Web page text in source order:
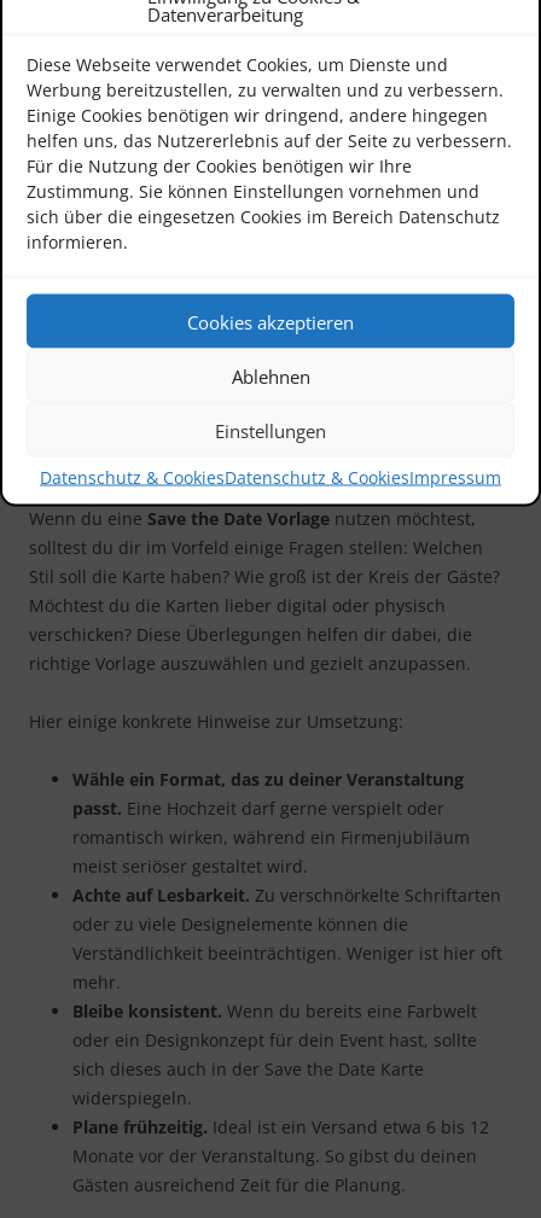
Datenverarbeitung
Diese Webseite verwendet Cookies, um Dienste und
Werbung bereitzustellen, zu verwalten und zu verbessern.
Einige Cookies benötigen wir dringend, andere hingegen
helfen uns, das Nutzererlebnis auf der Seite zu verbessern.
Für die Nutzung der Cookies benötigen wir Ihre
Zustimmung. Sie können Einstellungen vornehmen und
sich über die eingesetzen Cookies im Bereich Datenschutz
informieren.
Cookies akzeptieren
Ablehnen
Einstellungen
Datenschutz & CookiesDatenschutz & CookiesImpressum
Canva, Adobe Express oder auch Microsoft Word bieten
lassen sich Farben, Schriftarten und Bilder personalisieren
und im gewünschten Format speichern.
Digitale Karten haben den Vorteil, dass sie kostengünstig,
schnell und umweltfreundlichversendet werden können.
Besonders bei internationalen Gästen oder kurzfristigen
Ankündigungen ist das ein großer Pluspunkt. Wer
die Vorlage ganz einfach ausdrucken oder professionell
drucken lassen. Dabei lohnt es sich, auf hochwertiges
Papier und einen sauberen Druck zu achten, um einen
Wenn du eine Save the Date Vorlage nutzen möchtest,
solltest du dir im Vorfeld einige Fragen stellen: Welchen
Stil soll die Karte haben? Wie groß ist der Kreis der Gäste?
Möchtest du die Karten lieber digital oder physisch
verschicken? Diese Überlegungen helfen dir dabei, die
richtige Vorlage auszuwählen und gezielt anzupassen.
Hier einige konkrete Hinweise zur Umsetzung:
Wähle ein Format, das zu deiner Veranstaltung
passt. Eine Hochzeit darf gerne verspielt oder
romantisch wirken, während ein Firmenjubiläum
meist seriöser gestaltet wird.
Achte auf Lesbarkeit. Zu verschnörkelte Schriftarten
oder zu viele Designelemente können die
Verständlichkeit beeinträchtigen. Weniger ist hier oft
mehr.
Bleibe konsistent. Wenn du bereits eine Farbwelt
oder ein Designkonzept für dein Event hast, sollte
sich dieses auch in der Save the Date Karte
widerspiegeln.
Plane frühzeitig. Ideal ist ein Versand etwa 6 bis 12
Monate vor der Veranstaltung. So gibst du deinen
Gästen ausreichend Zeit für die Planung.